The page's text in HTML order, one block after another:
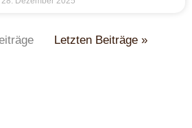
Letzten Beiträge »